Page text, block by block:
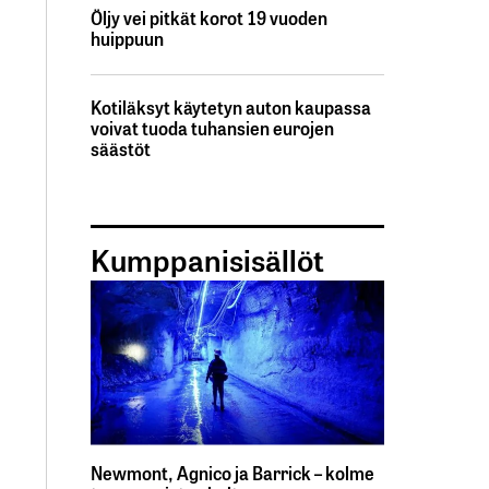
Öljy vei pitkät korot 19 vuoden
huippuun
Kotiläksyt käytetyn auton kaupassa
voivat tuoda tuhansien eurojen
säästöt
Kumppanisisällöt
Newmont, Agnico ja Barrick – kolme